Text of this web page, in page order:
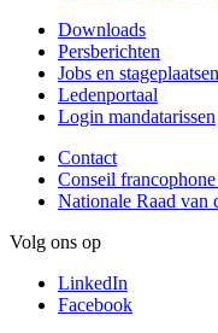
Downloads
Persberichten
Jobs en stageplaatsen
Ledenportaal
Login mandatarissen
Contact
Conseil
Nationale Raad van
Volg ons op
LinkedIn
Facebook